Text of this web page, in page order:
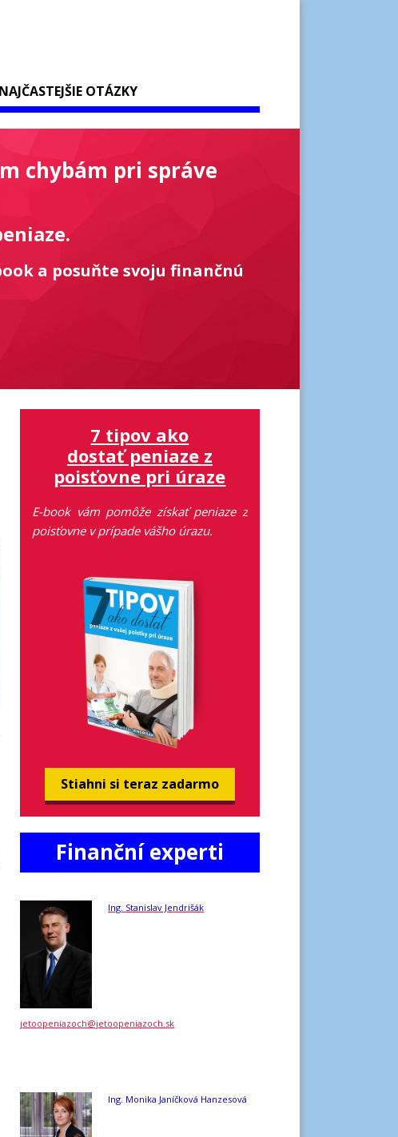
NAJČASTEJŠIE OTÁZKY
chybám pri správe
a posuňte svoju finančnú
7 tipov ako
dostať peniaze z
poisťovne pri úraze
E-book vám pomôže získať peniaze z
poisťovne v prípade vášho úrazu.
Stiahni si teraz zadarmo
Finanční experti
Ing. Stanislav Jendrišák
jetoopeniazoch@jetoopeniazoch.sk
Ing. Monika Janíčková Hanzesová